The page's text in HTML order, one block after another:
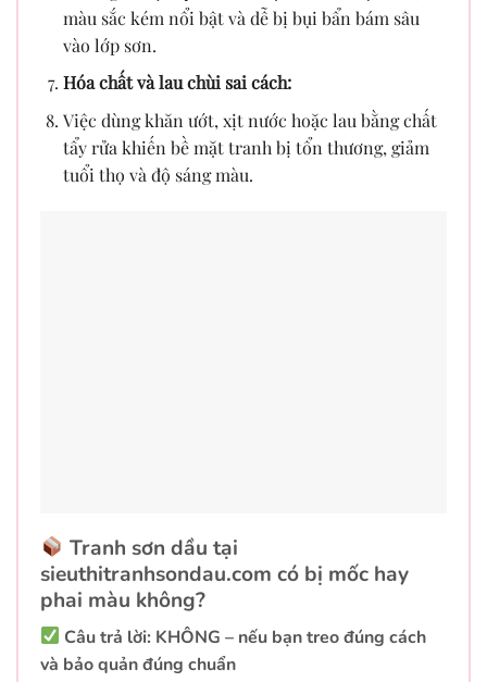
màu sắc kém nổi bật và dễ bị bụi bẩn bám sâu
vào lớp sơn.
Hóa chất và lau chùi sai cách:
Việc dùng khăn ướt, xịt nước hoặc lau bằng chất
tẩy rửa khiến bề mặt tranh bị tổn thương, giảm
tuổi thọ và độ sáng màu.
Tranh sơn dầu tại
sieuthitranhsondau.com có bị mốc hay
phai màu không?
Câu trả lời: KHÔNG – nếu bạn treo đúng cách
và bảo quản đúng chuẩn